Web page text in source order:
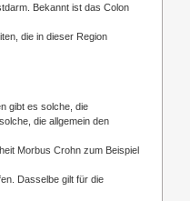
Bekannt ist das Colon
die in dieser Region
gibt es solche, die
die allgemein den
Morbus Crohn zum Beispiel
Dasselbe gilt für die